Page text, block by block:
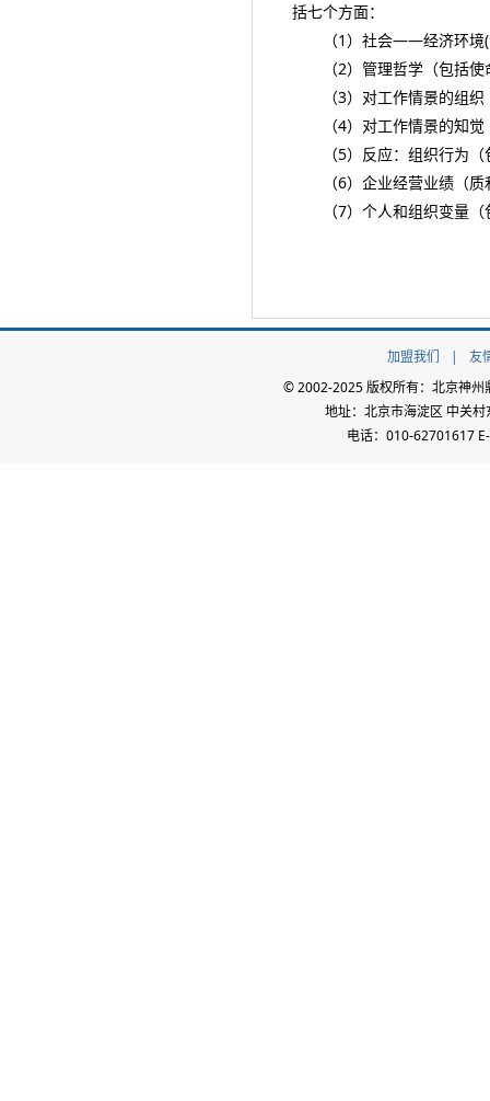
括七个方面：
（1）社会——经济环境(
（2）管理哲学（包括使
（3）对工作情景的组织
（4）对工作情景的知觉
（5）反应：组织行为（
（6）企业经营业绩（质
（7）个人和组织变量（
加盟我们 |
友
© 2002-2025 版权所有：北京神
地址：北京市海淀区 中关
电话：010-62701617